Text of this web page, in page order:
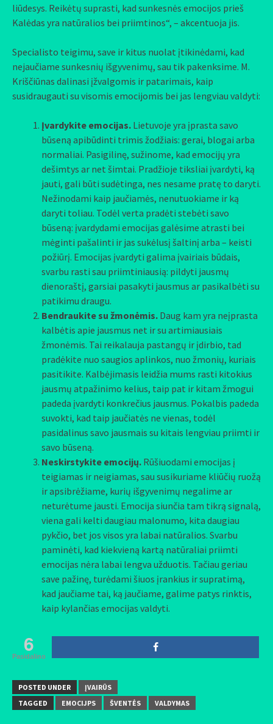
liūdesys. Reikėtų suprasti, kad sunkesnės emocijos prieš
Kalėdas yra natūralios bei priimtinos“, – akcentuoja jis.
Specialisto teigimu, save ir kitus nuolat įtikinėdami, kad
nejaučiame sunkesnių išgyvenimų, sau tik pakenksime. M.
Kriščiūnas dalinasi įžvalgomis ir patarimais, kaip
susidraugauti su visomis emocijomis bei jas lengviau valdyti:
Įvardykite emocijas. Lietuvoje yra įprasta savo
būseną apibūdinti trimis žodžiais: gerai, blogai arba
normaliai. Pasigilinę, sužinome, kad emocijų yra
dešimtys ar net šimtai. Pradžioje tiksliai įvardyti, ką
jauti, gali būti sudėtinga, nes nesame pratę to daryti.
Nežinodami kaip jaučiamės, nenutuokiame ir ką
daryti toliau. Todėl verta pradėti stebėti savo
būseną: įvardydami emocijas galėsime atrasti bei
mėginti pašalinti ir jas sukėlusį šaltinį arba – keisti
požiūrį. Emocijas įvardyti galima įvairiais būdais,
svarbu rasti sau priimtiniausią: pildyti jausmų
dienoraštį, garsiai pasakyti jausmus ar pasikalbėti su
patikimu draugu.
Bendraukite su žmonėmis. Daug kam yra neįprasta
kalbėtis apie jausmus net ir su artimiausiais
žmonėmis. Tai reikalauja pastangų ir įdirbio, tad
pradėkite nuo saugios aplinkos, nuo žmonių, kuriais
pasitikite. Kalbėjimasis leidžia mums rasti kitokius
jausmų atpažinimo kelius, taip pat ir kitam žmogui
padeda įvardyti konkrečius jausmus. Pokalbis padeda
suvokti, kad taip jaučiatės ne vienas, todėl
pasidalinus savo jausmais su kitais lengviau priimti ir
savo būseną.
Neskirstykite emocijų. Rūšiuodami emocijas į
teigiamas ir neigiamas, sau susikuriame kliūčių ruožą
ir apsibrėžiame, kurių išgyvenimų negalime ar
neturėtume jausti. Emocija siunčia tam tikrą signalą,
viena gali kelti daugiau malonumo, kita daugiau
pykčio, bet jos visos yra labai natūralios. Svarbu
paminėti, kad kiekvieną kartą natūraliai priimti
emocijas nėra labai lengva užduotis. Tačiau geriau
save pažinę, turėdami šiuos įrankius ir supratimą,
kad jaučiame tai, ką jaučiame, galime patys rinktis,
kaip kylančias emocijas valdyti.
6
Pasidalino
POSTED UNDER
ĮVAIRŪS
TAGGED
EMOCIJPS ŠVENTĖS VALDYMAS